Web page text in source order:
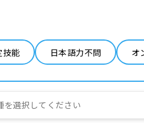
技能 日本語力不問 オ